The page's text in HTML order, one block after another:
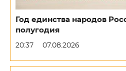
Год единства народов
полугодия
20:37 07.08.2026